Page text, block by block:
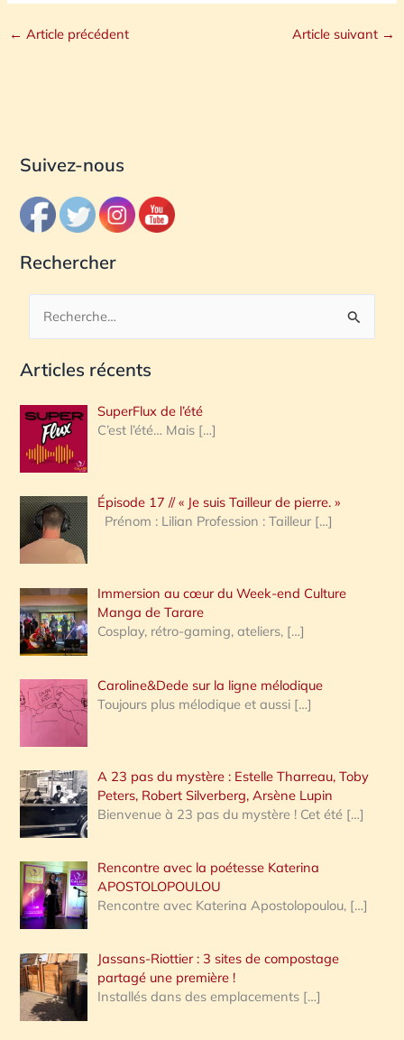
← Article précédent Article suivant →
Suivez-nous
Rechercher
c
e
r
c
h
e
:
Articles récents
SuperFlux de l’été
C’est l’été… Mais […]
Épisode 17 // « Je suis Tailleur de pierre. »
Prénom : Lilian Profession : Tailleur […]
Immersion au cœur du Week-end Culture
Manga de Tarare
Cosplay, rétro-gaming, ateliers, […]
Caroline&Dede sur la ligne mélodique
Toujours plus mélodique et aussi […]
A 23 pas du mystère : Estelle Tharreau, Toby
Peters, Robert Silverberg, Arsène Lupin
Bienvenue à 23 pas du mystère ! Cet été […]
Rencontre avec la poétesse Katerina
APOSTOLOPOULOU
Rencontre avec Katerina Apostolopoulou, […]
Jassans-Riottier : 3 sites de compostage
partagé une première !
Installés dans des emplacements […]